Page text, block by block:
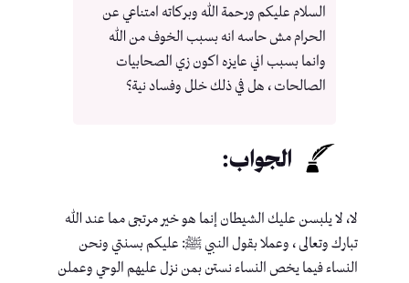
السلام عليكم ورحمة الله وبركاته امتناعي عن
الحرام مش حاسه انه بسبب الخوف من الله
وانما بسبب اني عايزه اكون زي الصحابيات
الصالحات ، هل في ذلك خلل وفساد نية؟
الجواب:
لا، لا يلبسن عليك الشيطان إنما هو خير مرتجى مما عند الله
تبارك وتعالى ، وعملا بقول النبي ﷺ: عليكم بسنتي ونحن
النساء فيما يخص النساء نستن بمن نزل عليهم الوحي وعملن